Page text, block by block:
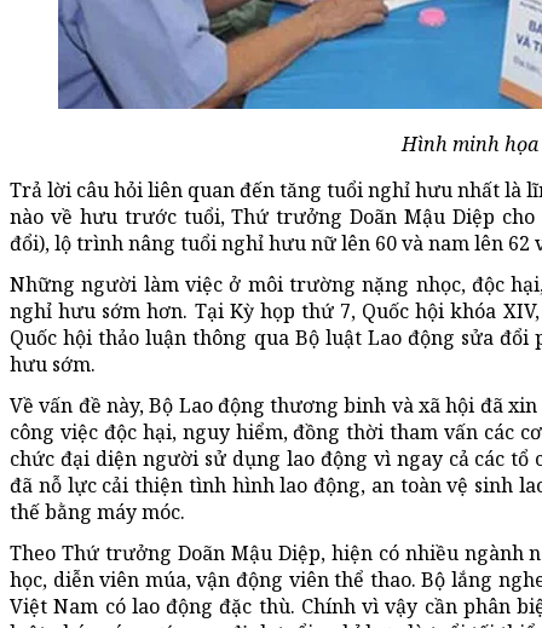
Hình minh họa
Trả lời câu hỏi liên quan đến tăng tuổi nghỉ hưu nhất là
nào về hưu trước tuổi, Thứ trưởng Doãn Mậu Diệp
đổi), lộ trình nâng tuổi nghỉ hưu nữ lên 60 và nam lên 62
Những người làm việc ở môi trường nặng nhọc, độc
nghỉ hưu sớm hơn. Tại Kỳ họp thứ 7, Quốc hội khóa
Quốc hội thảo luận thông qua Bộ luật Lao động sửa
hưu sớm.
Về vấn đề này, Bộ Lao động thương binh và xã hội đã
công việc độc hại, nguy hiểm, đồng thời tham vấn các
chức đại diện người sử dụng lao động vì ngay cả các
đã nỗ lực cải thiện tình hình lao động, an toàn vệ sinh
thế bằng máy móc.
Theo Thứ trưởng Doãn Mậu Diệp, hiện có nhiều ngành
học, diễn viên múa, vận động viên thể thao. Bộ lắng
Việt Nam có lao động đặc thù. Chính vì vậy cần phân